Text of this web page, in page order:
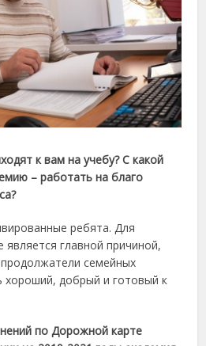
к вам на учебу? С какой
– работать на благо
ребята. Для
главной причиной,
семейных
хороший, добрый и готовый к
по Дорожной карте